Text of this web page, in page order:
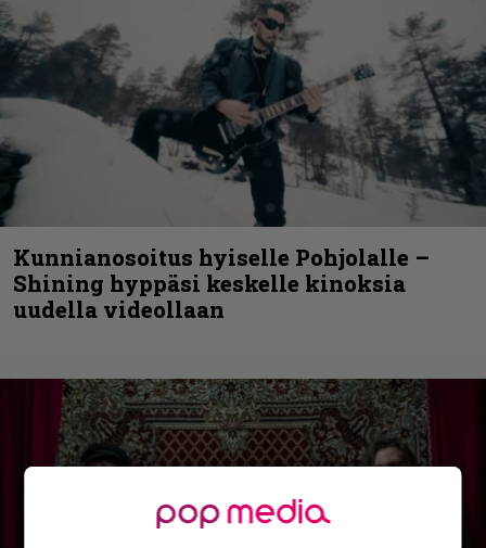
Kunnianosoitus hyiselle Pohjolalle –
Shining hyppäsi keskelle kinoksia
uudella videollaan